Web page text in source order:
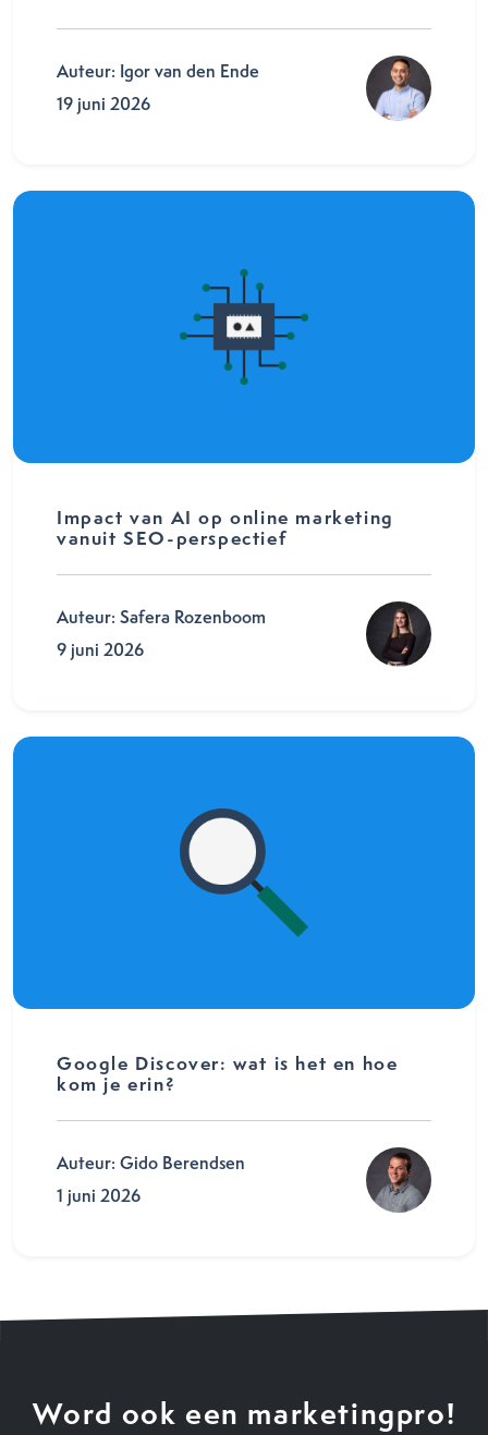
Auteur: Igor van den Ende
19 juni 2026
Impact van AI op online marketing
vanuit SEO-perspectief
Auteur: Safera Rozenboom
9 juni 2026
Google Discover: wat is het en hoe
kom je erin?
Auteur: Gido Berendsen
1 juni 2026
Word ook een marketingpro!